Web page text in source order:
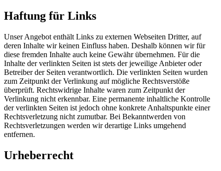
Haftung für Links
Unser Angebot enthält Links zu externen Webseiten Dritter, auf
deren Inhalte wir keinen Einfluss haben. Deshalb können wir für
diese fremden Inhalte auch keine Gewähr übernehmen. Für die
Inhalte der verlinkten Seiten ist stets der jeweilige Anbieter oder
Betreiber der Seiten verantwortlich. Die verlinkten Seiten wurden
zum Zeitpunkt der Verlinkung auf mögliche Rechtsverstöße
überprüft. Rechtswidrige Inhalte waren zum Zeitpunkt der
Verlinkung nicht erkennbar. Eine permanente inhaltliche Kontrolle
der verlinkten Seiten ist jedoch ohne konkrete Anhaltspunkte einer
Rechtsverletzung nicht zumutbar. Bei Bekanntwerden von
Rechtsverletzungen werden wir derartige Links umgehend
entfernen.
Urheberrecht